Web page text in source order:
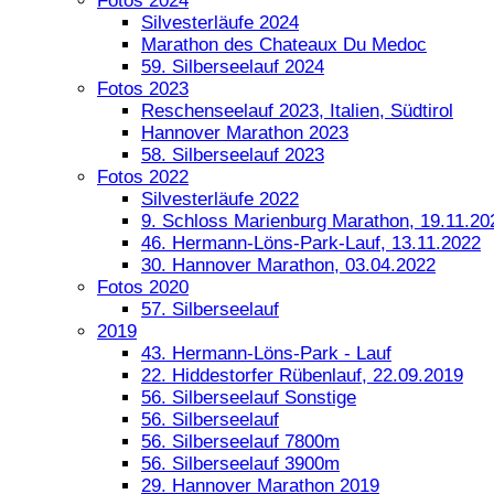
Silvesterläufe 2024
Marathon des Chateaux Du Medoc
59. Silberseelauf 2024
Fotos 2023
Reschenseelauf 2023, Italien, Südtirol
Hannover Marathon 2023
58. Silberseelauf 2023
Fotos 2022
Silvesterläufe 2022
9. Schloss Marienburg Marathon,
46. Hermann-Löns-Park-Lauf, 13.11.2022
30. Hannover Marathon, 03.04.2022
Fotos 2020
57. Silberseelauf
2019
43. Hermann-Löns-Park - Lauf
22. Hiddestorfer Rübenlauf, 22.09.2019
56. Silberseelauf Sonstige
56. Silberseelauf
56. Silberseelauf 7800m
56. Silberseelauf 3900m
29. Hannover Marathon 2019